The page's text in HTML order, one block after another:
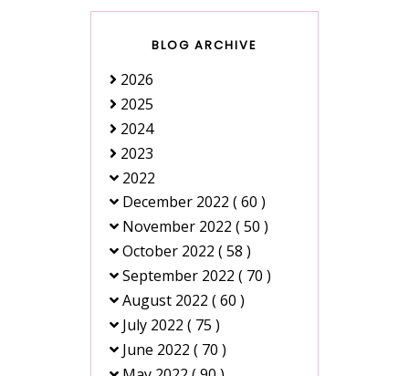
BLOG ARCHIVE
2026
2025
2024
2023
2022
December 2022 ( 60 )
November 2022 ( 50 )
October 2022 ( 58 )
September 2022 ( 70 )
August 2022 ( 60 )
July 2022 ( 75 )
June 2022 ( 70 )